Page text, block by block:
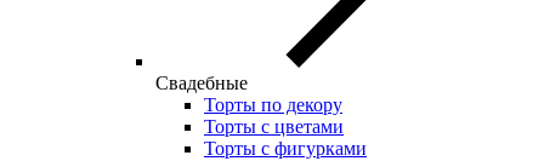
Свадебные
Торты по декору
Торты с цветами
Торты с фигурками